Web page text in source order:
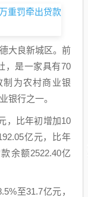
大良新城区。前
，是一家具有70
制为农村商业银
银行之一。
，比年初增加10
亿元，比年
余额2522.40亿
至31.7亿元，